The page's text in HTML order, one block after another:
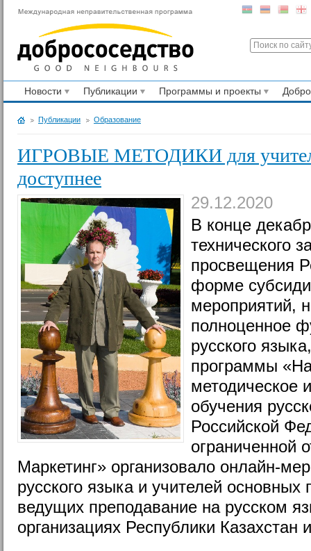
Новости Публикации Программы и проекты
Публикации Образование
ИГРОВЫЕ МЕТОДИКИ для
доступнее
29.12.2020
В конце
технического
просвещения
форме
мероприятий,
полноценное
русского
программы
методическое
обучения
Российской
ограниченной
Маркетинг» организовало онлайн-
русского языка и учителей
ведущих преподавание на русском
организациях Республики